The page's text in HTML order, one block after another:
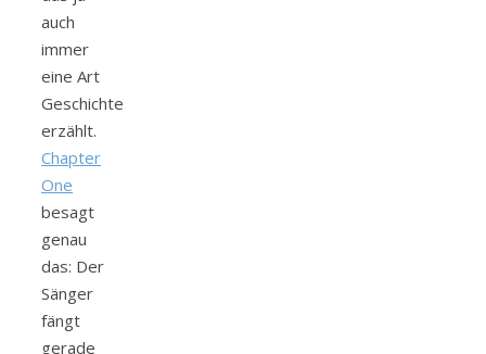
auch
immer
eine Art
Geschichte
erzählt.
Chapter
One
besagt
genau
das: Der
Sänger
fängt
gerade